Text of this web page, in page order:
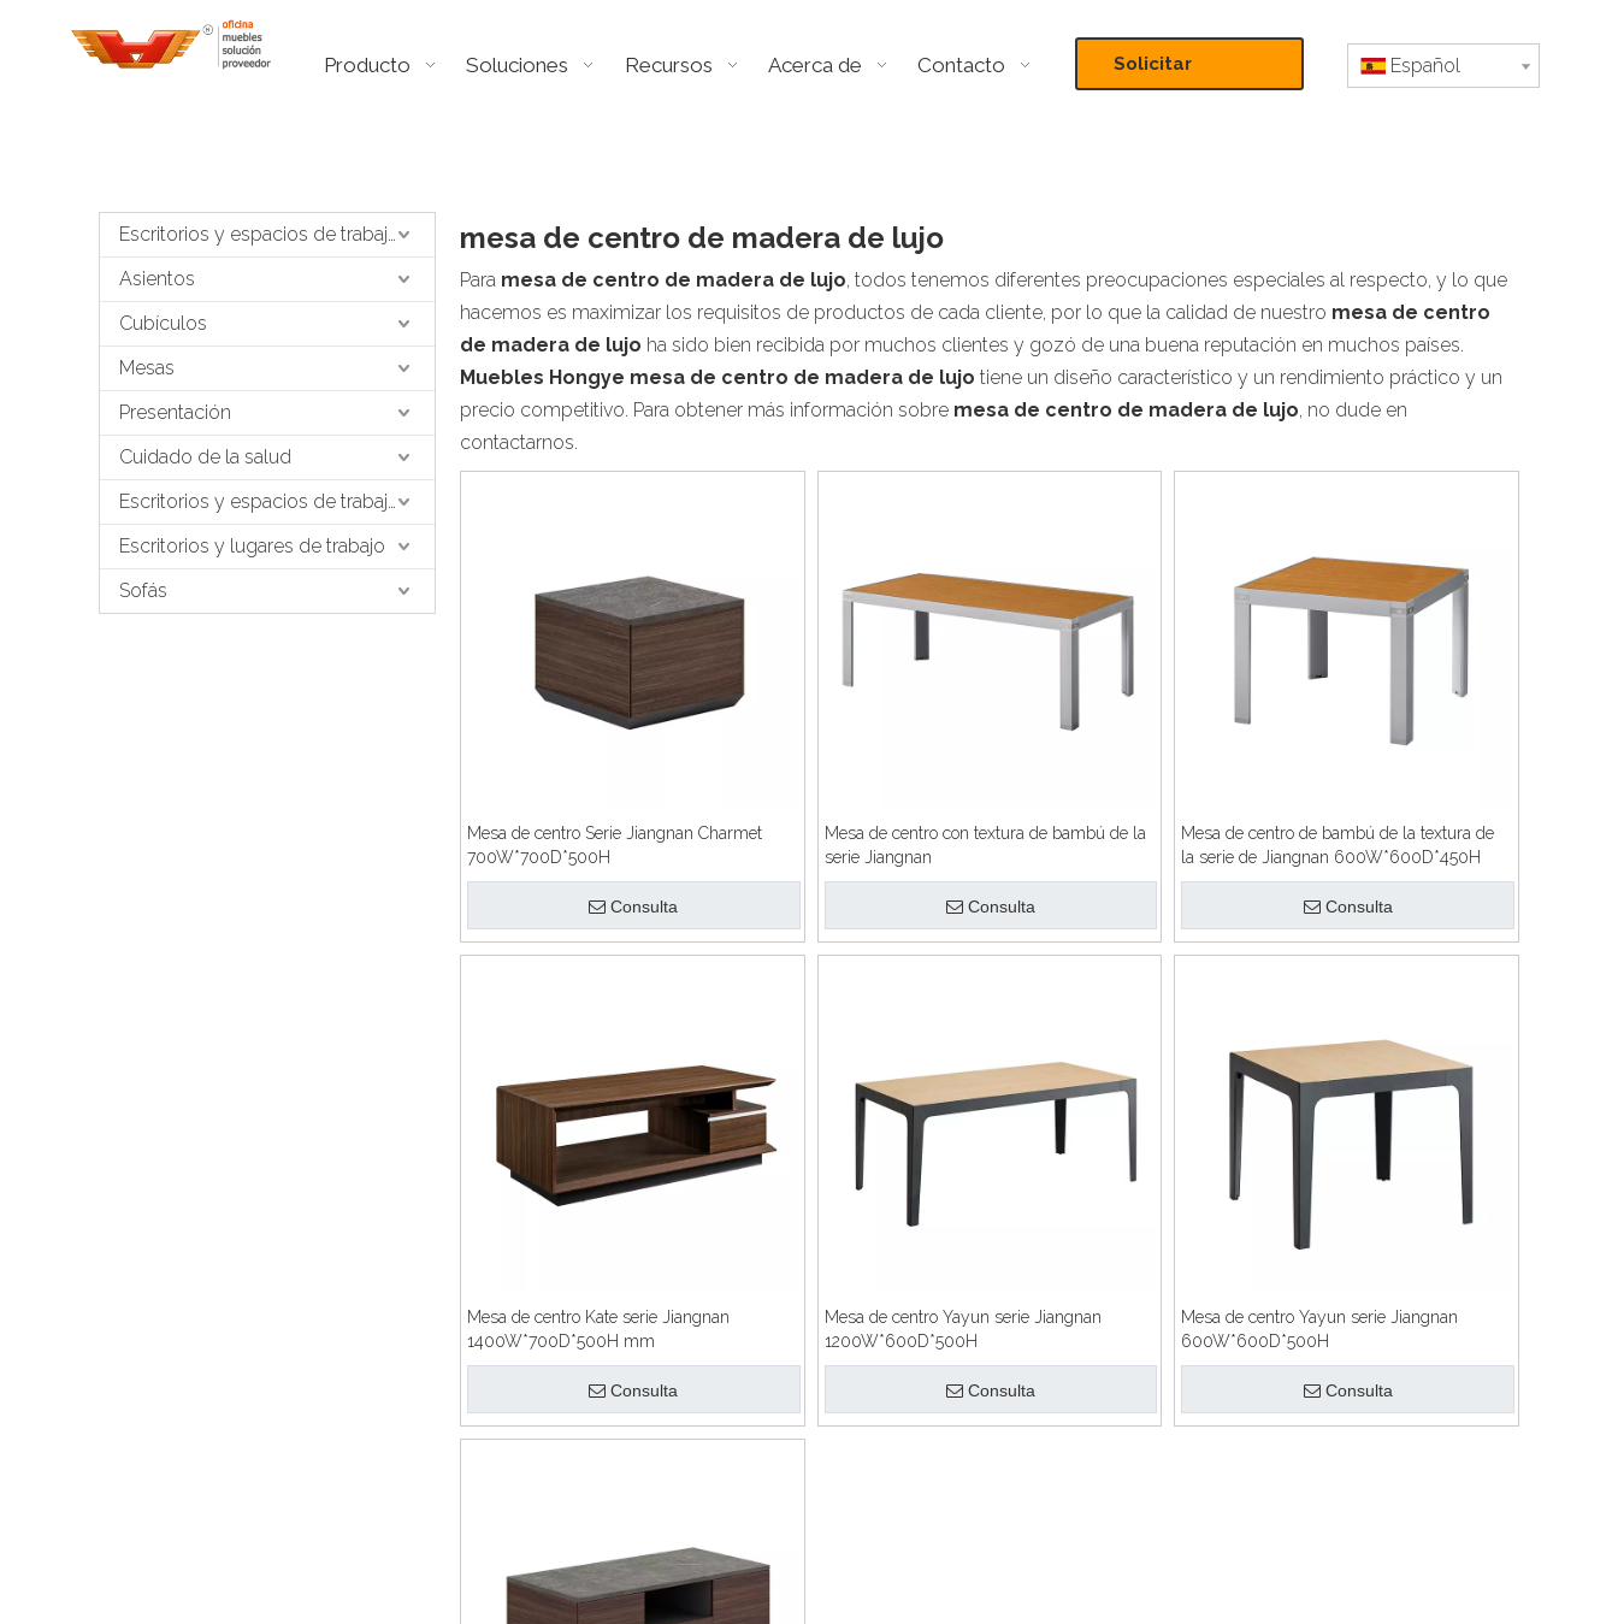
Producto Soluciones Recursos Acerca de Contacto Solicitar Español
Escritorios y espacios de trabajo
Asientos
Cubículos
Mesas
Presentación
Cuidado de la salud
Escritorios y espacios de trabajo
Escritorios y lugares de trabajo
Sofás
mesa de centro de madera de lujo
Para mesa de centro de madera de lujo, todos tenemos diferentes preocupaciones especiales al respecto, y lo que
hacemos es maximizar los requisitos de productos de cada cliente, por lo que la calidad de nuestro mesa de centro
de madera de lujo ha sido bien recibida por muchos clientes y gozó de una buena reputación en muchos países.
Muebles Hongye mesa de centro de madera de lujo tiene un diseño característico y un rendimiento práctico y un
precio competitivo. Para obtener más información sobre mesa de centro de madera de lujo, no dude en
contactarnos.
Mesa de centro Serie Jiangnan Charmet
700W*700D*500H
Consulta
Mesa de centro con textura de bambú de la
serie Jiangnan
Consulta
Mesa de centro de bambú de la textura de
la serie de Jiangnan 600W*600D*450H
Consulta
Mesa de centro Kate serie Jiangnan
1400W*700D*500H mm
Consulta
Mesa de centro Yayun serie Jiangnan
1200W*600D*500H
Consulta
Mesa de centro Yayun serie Jiangnan
600W*600D*500H
Consulta